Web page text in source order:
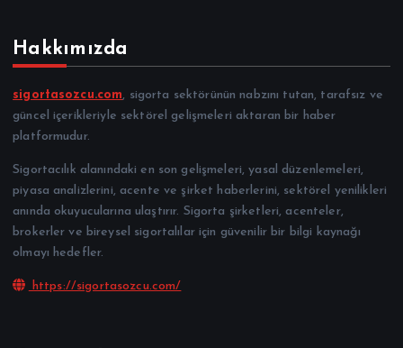
Hakkımızda
sigortasozcu.com, sigorta sektörünün nabzını tutan, tarafsız ve
güncel içerikleriyle sektörel gelişmeleri aktaran bir haber
platformudur.
Sigortacılık alanındaki en son gelişmeleri, yasal düzenlemeleri,
piyasa analizlerini, acente ve şirket haberlerini, sektörel yenilikleri
anında okuyucularına ulaştırır. Sigorta şirketleri, acenteler,
brokerler ve bireysel sigortalılar için güvenilir bir bilgi kaynağı
olmayı hedefler.
https://sigortasozcu.com/